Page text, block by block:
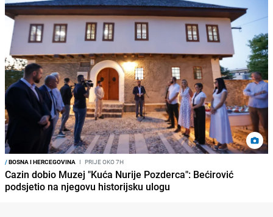
/BOSNA I HERCEGOVINA I PRIJE OKO 7H
Cazin dobio Muzej "Kuća Nurije Pozderca": Bećirović
podsjetio na njegovu historijsku ulogu